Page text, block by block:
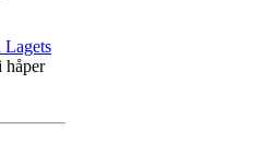
Lagets
håper